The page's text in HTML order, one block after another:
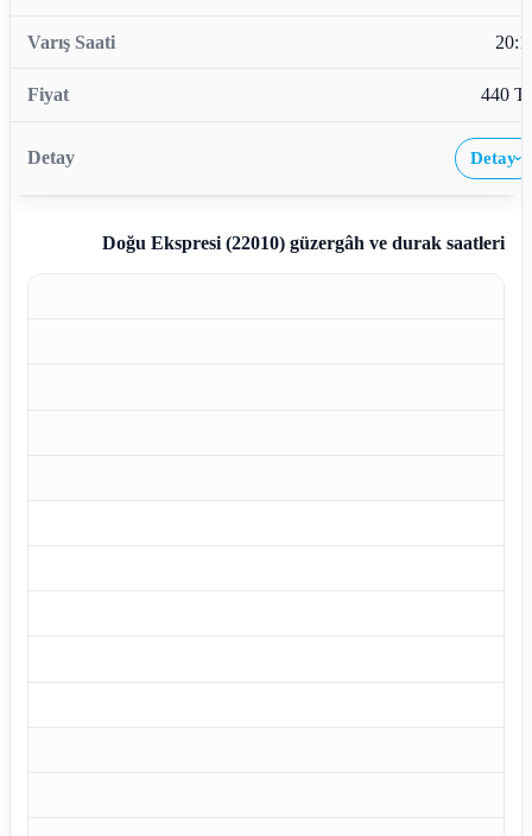
440
Detay›
Doğu Ekspresi (22010)güzergâh ve durak saatleri